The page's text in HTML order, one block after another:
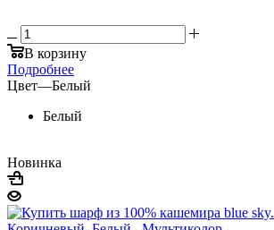
В корзину
Подробнее
Цвет—Белый
Белый
Новинка